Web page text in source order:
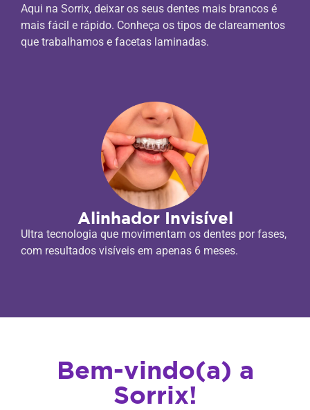
Aqui na Sorrix, deixar os seus dentes mais brancos é
mais fácil e rápido. Conheça os tipos de clareamentos
que trabalhamos e facetas laminadas.
Alinhador Invisível
Ultra tecnologia que movimentam os dentes por fases,
com resultados visíveis em apenas 6 meses.
Bem-vindo(a) a
Sorrix!